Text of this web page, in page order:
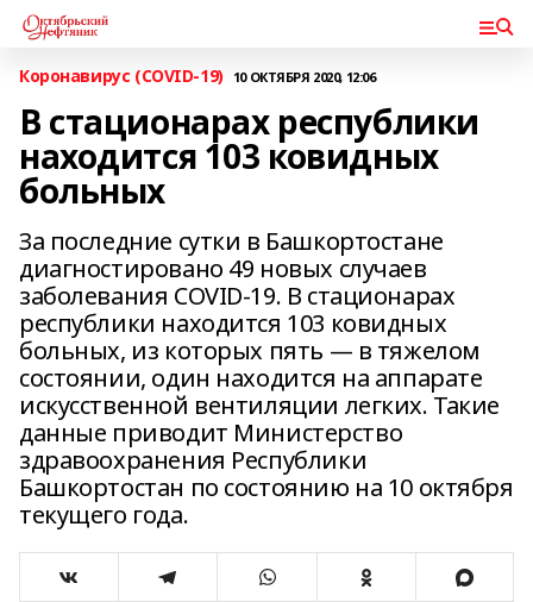
Коронавирус (COVID-19) 10 ОКТЯБРЯ 2020, 12:06
В стационарах республики
находится 103 ковидных
больных
За последние сутки в Башкортостане
диагностировано 49 новых случаев
заболевания COVID-19. В стационарах
республики находится 103 ковидных
больных, из которых пять — в тяжелом
состоянии, один находится на аппарате
искусственной вентиляции легких. Такие
данные приводит Министерство
здравоохранения Республики
Башкортостан по состоянию на 10 октября
текущего года.